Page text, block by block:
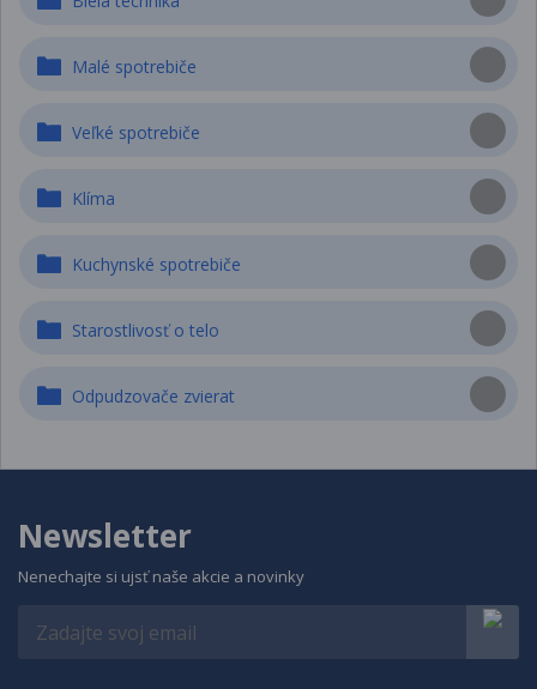
Malé spotrebiče
Veľké spotrebiče
Klíma
Kuchynské spotrebiče
Starostlivosť o telo
Odpudzovače zvierat
Newsletter
Nenechajte si ujsť naše akcie a novinky